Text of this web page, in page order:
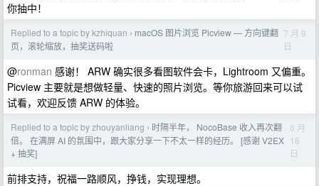
你抽中！
Replied to a topic by kzhiquan › macOS 图片浏览 Picview — 方向键翻
页，滚轮缩放，抽奖送码啦
7 月 9
日
@ronman 感谢！ ARW 确实很多看图软件会卡，Lightroom 又偏重。
Picview 主要就是想做轻量、快速的照片浏览。等你旅游回来可以试
试看，欢迎反馈 ARW 的体验。
Replied to a topic by zhouyanliang › 时隔半年， NocoBase 收入再次翻
倍。 在满屏 AI 的氛围中，跟大家分享一下不太一样的经历。 [感谢 V2EX
+ 抽奖]
6 月
16
日
前排支持，祝福一路顺风，挣钱，实现理想。